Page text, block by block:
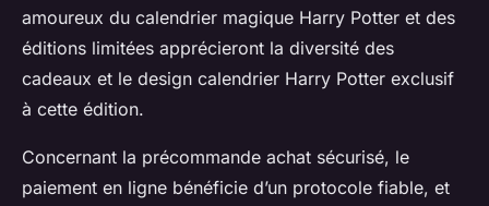
amoureux du calendrier magique Harry Potter et des
éditions limitées apprécieront la diversité des
cadeaux et le design calendrier Harry Potter exclusif
à cette édition.
Concernant la précommande achat sécurisé, le
paiement en ligne bénéficie d’un protocole fiable, et